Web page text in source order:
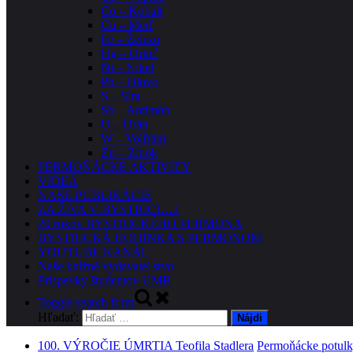
Co – Kobalt
Cu – Meď
Fe – Železo
Hg – Ortuť
Ni – Nikel
Pb – Olovo
S – Síra
Sb – Antimón
U – Urán
W – Volfrám
Zn – Zinok
PERMOŇÁCKE AKTIVITY
VIDEÁ
NAŠE PUBLIKÁCIE
ZA ŽIVA V BYSTRICI…2
20 rokov BYSTRICKÉHO PERMONA
BYSTRICKÁ HODINKA S PERMONOM
YOUTUBE KANÁL
Naše knižné vydavateľstvo
Príspevky študentov UMB
Toggle search form
Hľadať:
100. VÝROČIE ÚMRTIA Teofila Stadlera Permoňácke